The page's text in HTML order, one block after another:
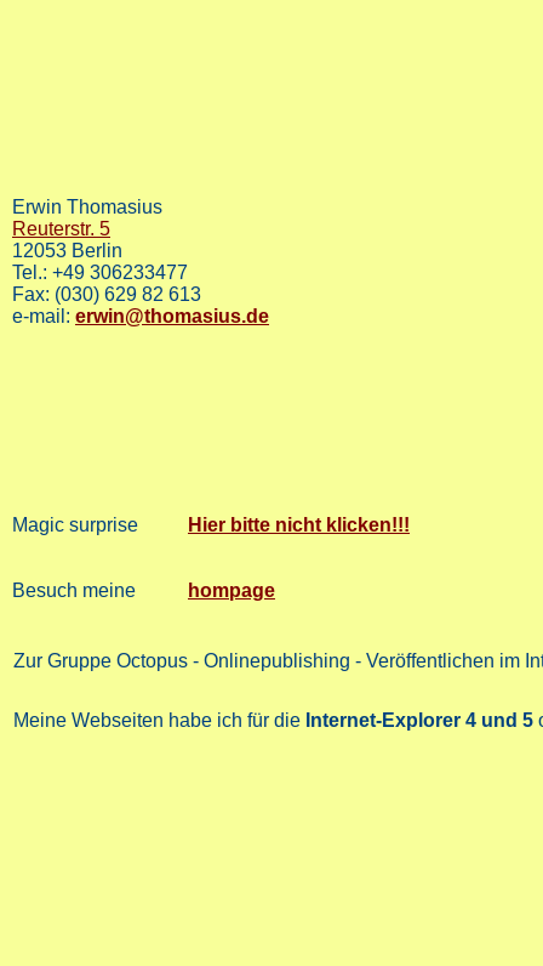
Erwin Thomasius
Reuterstr. 5
12053 Berlin
Tel.: +49 306233477
Fax: (030) 629 82 613
e-mail: erwin@thomasius.de
Magic surprise Hier bitte nicht klicken!!!
Besuch meine hompage
Zur Gruppe Octopus - Onlinepublishing - Veröffentlichen im
Meine Webseiten habe ich für die Internet-Explorer 4 und 5